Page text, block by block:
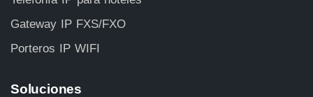
Gateway IP FXS/FXO
Porteros IP WIFI
Soluciones